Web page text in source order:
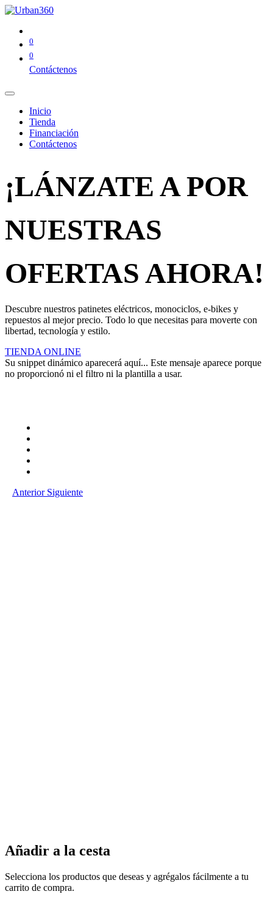
0
0
Contáctenos
Inicio
Tienda
Financiación
Contáctenos
¡LÁNZATE A POR
NUESTRAS
OFERTAS AHORA!
Descubre nuestros patinetes eléctricos, monociclos, e-bikes y
repuestos al mejor precio. Todo lo que necesitas para moverte con
libertad, tecnología y estilo.
TIENDA ONLINE
Su snippet dinámico aparecerá aquí... Este mensaje aparece porque
no proporcionó ni el filtro ni la plantilla a usar.
Anterior Siguiente
Añadir a la cesta
Selecciona los productos que deseas y agrégalos fácilmente a tu
carrito de compra.